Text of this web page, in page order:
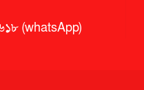
(whatsApp)